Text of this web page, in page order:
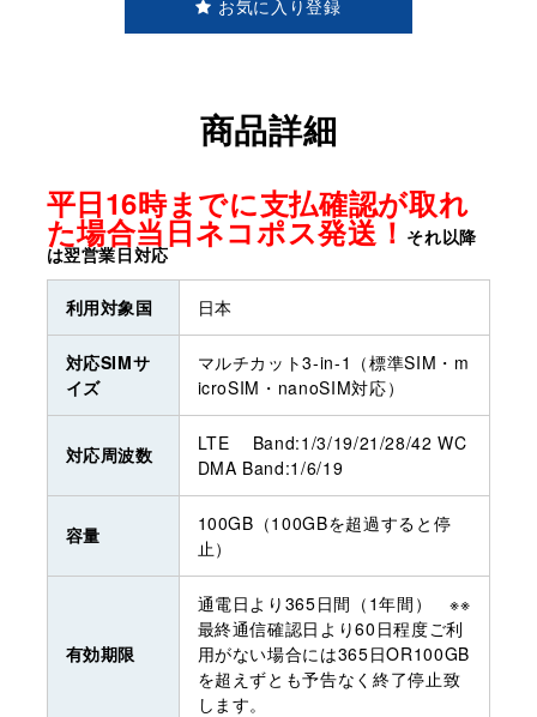
お気に入り登録
商品詳細
平日16時までに支払確認が取れ
た場合当日ネコポス発送！ それ以降
は翌営業日対応
利用対象国 日本
対応SIMサ
イズ
マルチカット3-in-1（標準SIM・m
icroSIM・nanoSIM対応）
対応周波数
LTE Band:1/3/19/21/28/42 WC
DMA Band:1/6/19
容量
100GB（100GBを超過すると停
止）
有効期限
通電日より365日間（1年間） ※※
最終通信確認日より60日程度ご利
用がない場合には365日OR100GB
を超えずとも予告なく終了停止致
します。